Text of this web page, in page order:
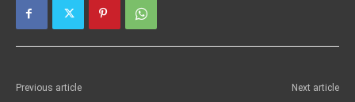
Previous article Next article